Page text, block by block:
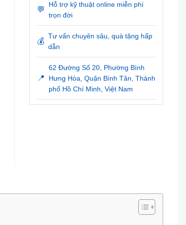
💬
Hỗ trợ kỹ thuật online miễn phí
trọn đời
💰
Tư vấn chuyên sâu, quà tặng hấp
dẫn
📍
62 Đường Số 20, Phường Bình
Hưng Hòa, Quận Bình Tân, Thành
phố Hồ Chí Minh, Việt Nam